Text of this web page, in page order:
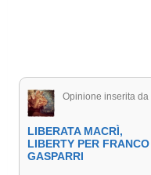
Opinione inserita da
LIBERATA MACRÌ,
LIBERTY PER FRANCO
GASPARRI